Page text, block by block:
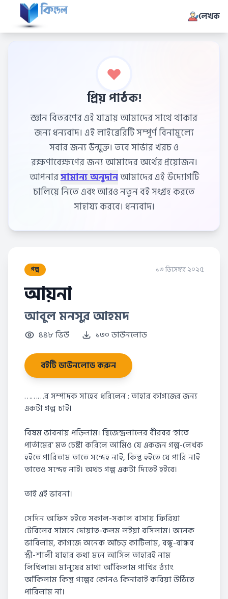
লেখক
প্রিয় পাঠক!
জ্ঞান বিতরণের এই যাত্রায় আমাদের সাথে থাকার
জন্য ধন্যবাদ। এই লাইব্রেরিটি সম্পূর্ণ বিনামূল্যে
সবার জন্য উন্মুক্ত। তবে সার্ভার খরচ ও
রক্ষণাবেক্ষণের জন্য আমাদের অর্থের প্রয়োজন।
আপনার
সামান্য অনুদানআমাদের এই উদ্যোগটি
চালিয়ে নিতে এবং আরও নতুন বই সংগ্রহ করতে
সাহায্য করবে। ধন্যবাদ।
গল্প ১৩ ডিসেম্বর ২০২৫
আয়না
আবুল মনসুর আহমদ
৪৪৮ ভিউ ১৩০ ডাউনলোড
বইটি ডাউনলোড করুন
………র সম্পাদক সাহেব ধরিলেন : তাহার কাগজের জন্য
একটা গল্প চাই।
বিষম ভাবনায় পড়িলাম। দ্বিজেন্দ্রলালের বীরবর ‘হাতে
পার্তামের’ মত চেষ্টা করিলে আমিও যে একজন গল্প-লেখক
হইতে পারিতাম তাতে সন্দেহ নাই, কিন্তু হইতে যে পারি নাই
তাতেও সন্দেহ নাই। অথচ গল্প একটা দিতেই হইবে।
তাই এই ভাবনা।
সেদিন অফিস হইতে সকাল-সকাল বাসায় ফিরিয়া
টেবিলের সামনে দোয়াত-কলম লইয়া বসিলাম। অনেক
ভাবিলাম, কাগজে অনেক আঁচড় কাটিলাম, বন্ধু-বান্ধব
স্ত্রী-শালী যাহার কথা মনে আসিল তাহারই নাম
লিখিলাম। মানুষের মাথা আঁকিলাম পাখির ঠ্যাং
আঁকিলাম কিন্তু গল্পের কোনও কিনারাই করিয়া উঠিতে
পারিলাম না।